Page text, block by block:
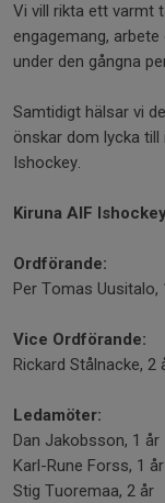
Vi vill rikta ett varmt
engagemang,
under den gångna
Samtidigt hälsar vi
önskar dom lycka
Ishockey.
Kiruna AIF
Ordförande:
Per Tomas Uusitalo,
Vice Ordförande:
Rickard Stålnacke, 2
Ledamöter:
Dan Jakobsson, 1 år
Karl-Rune Forss, 1 år
Stig Tuoremaa, 2 år